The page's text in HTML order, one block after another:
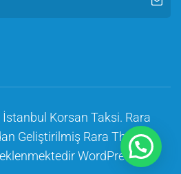
İstanbul Korsan Taksi. Rara
Geliştirilmiş Rara Themes
WordPress.